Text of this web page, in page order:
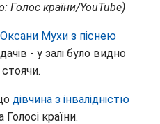
Голос країни/YouTube)
Мухи з піснею
- у залі було видно
дівчина з інвалідністю
Голосі країни.